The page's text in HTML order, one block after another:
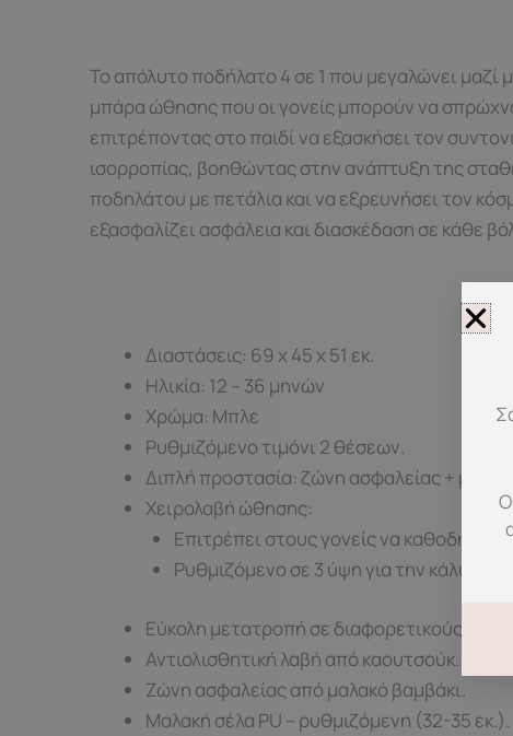
Το απόλυτο ποδήλατο 4 σε 1 που μεγαλώνει μαζί
μπάρα ώθησης που οι γονείς μπορούν να
επιτρέποντας στο παιδί να εξασκήσει τον
ισορροπίας, βοηθώντας στην ανάπτυξη της
ποδηλάτου με πετάλια και να εξρευνήσει τον
εξασφαλίζει ασφάλεια και διασκέδαση σε κάθε
Διαστάσεις: 69 x 45 x 51 εκ.
Ηλικία: 12 – 36 μηνών
Χρώμα: Μπλε
Ρυθμιζόμενο τιμόνι 2 θέσεων.
Διπλή προστασία: ζώνη ασφαλείας + μπάρα
Χειρολαβή ώθησης:
Επιτρέπει στους γονείς να
Ρυθμιζόμενο σε 3 ύψη για την κάλυψη
Εύκολη μετατροπή σε διαφορετικούς
Αντιολισθητική λαβή από καουτσούκ.
Ζώνη ασφαλείας από μαλακό βαμβάκι.
Μαλακή σέλα PU – ρυθμιζόμενη (32-35 εκ.).